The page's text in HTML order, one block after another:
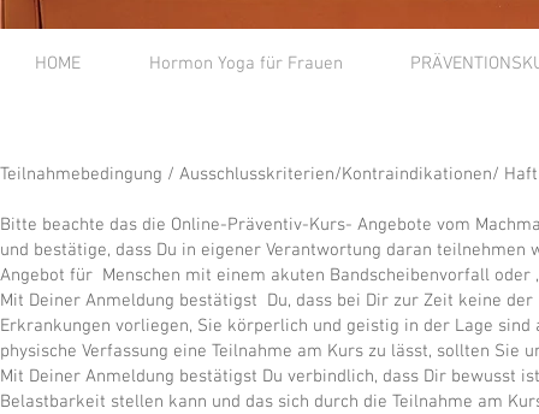
HOME Hormon Yoga für Frauen
Teilnahmebedingung / Ausschlusskriterien/Kontraindikationen/
Bitte beachte das die Online-Präventiv-Kurs- Angebote vom
und bestätige, dass Du in eigener Verantwortung daran
Angebot für Menschen mit einem akuten Bandscheibenvorfall
Mit Deiner Anmeldung bestätigst Du, dass bei Dir zur Zeit keine
Erkrankungen vorliegen, Sie körperlich und geistig in der Lage
physische Verfassung eine Teilnahme am Kurs zu lässt, sollten Sie
Mit Deiner Anmeldung bestätigst Du verbindlich, dass Dir bewusst
Belastbarkeit stellen kann und das sich durch die Teilnahme am